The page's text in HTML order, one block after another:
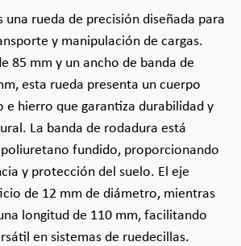
una rueda de precisión diseñada para
y manipulación de cargas.
85 mm y un ancho de banda de
esta rueda presenta un cuerpo
e hierro que garantiza durabilidad y
La banda de rodadura está
fundido, proporcionando
y protección del suelo. El eje
de 12 mm de diámetro, mientras
longitud de 110 mm, facilitando
en sistemas de ruedecillas.